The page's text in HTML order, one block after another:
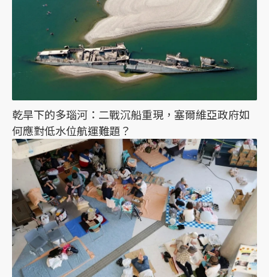
乾旱下的多瑙河：二戰沉船重現，塞爾維亞政府如
何應對低水位航運難題？